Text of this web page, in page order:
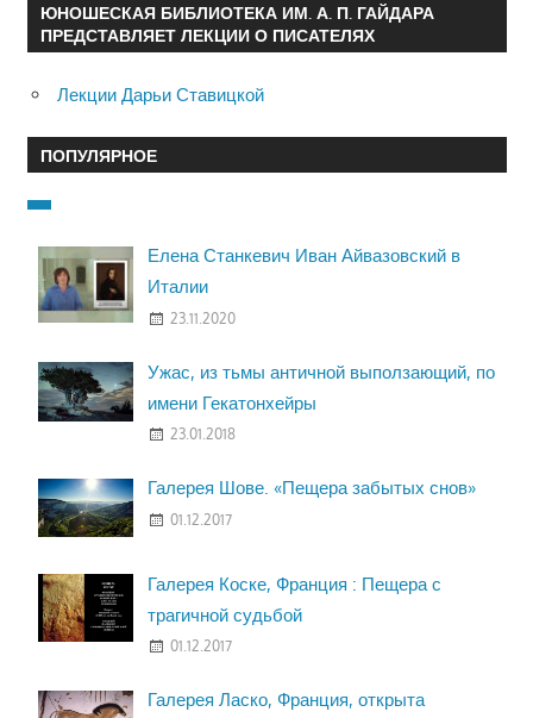
ЮНОШЕСКАЯ БИБЛИОТЕКА ИМ. А. П. ГАЙДАРА
ПРЕДСТАВЛЯЕТ ЛЕКЦИИ О ПИСАТЕЛЯХ
Лекции Дарьи Ставицкой
ПОПУЛЯРНОЕ
Елена Станкевич Иван Айвазовский в
Италии
23.11.2020
Ужас, из тьмы античной выползающий, по
имени Гекатонхейры
23.01.2018
Галерея Шове. «Пещера забытых снов»
01.12.2017
Галерея Коске, Франция : Пещера с
трагичной судьбой
01.12.2017
Галерея Ласко, Франция, открыта